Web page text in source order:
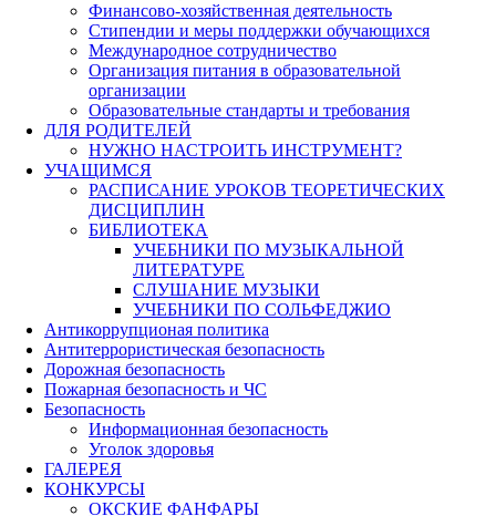
Финансово-хозяйственная деятельность
Стипендии и меры поддержки обучающихся
Международное сотрудничество
Организация питания в образовательной
организации
Образовательные стандарты и требования
ДЛЯ РОДИТЕЛЕЙ
НУЖНО НАСТРОИТЬ ИНСТРУМЕНТ?
УЧАЩИМСЯ
РАСПИСАНИЕ УРОКОВ ТЕОРЕТИЧЕСКИХ
ДИСЦИПЛИН
БИБЛИОТЕКА
УЧЕБНИКИ ПО МУЗЫКАЛЬНОЙ
ЛИТЕРАТУРЕ
СЛУШАНИЕ МУЗЫКИ
УЧЕБНИКИ ПО СОЛЬФЕДЖИО
Антикоррупционая политика
Антитеррористическая безопасность
Дорожная безопасность
Пожарная безопасность и ЧС
Безопасность
Информационная безопасность
Уголок здоровья
ГАЛЕРЕЯ
КОНКУРСЫ
ОКСКИЕ ФАНФАРЫ